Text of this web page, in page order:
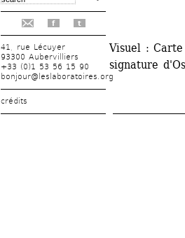
f t
41, rue Lécuyer
93300 Aubervilliers
+33 (0)1 53 56 15 90
bonjour@leslaboratoires.org
crédits
Visuel :
signature